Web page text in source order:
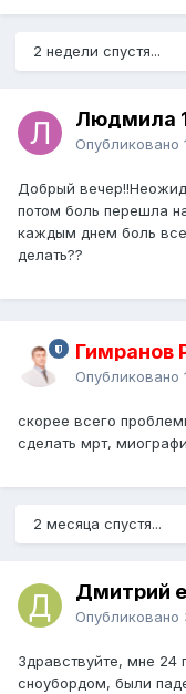
2 недели спустя...
Людмила
Опубликовано
Добрый
потом боль перешла
каждым днем боль все
делать??
Гимранов
Опубликовано
скорее всего
сделать мрт,
2 месяца спустя...
Дмитрий e
Опубликовано
Здравствуйте, мне 24
сноубордом, были